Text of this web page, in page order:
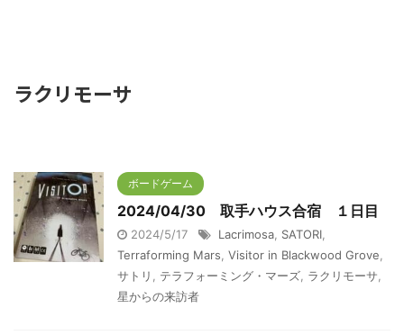
ラクリモーサ
ボードゲーム
2024/04/30 取手ハウス合宿 １日目
2024/5/17 Lacrimosa SATORI
Terraforming Mars Visitor in Blackwood Grove
サトリ
テラフォーミング・マーズ ラクリモーサ
星からの来訪者